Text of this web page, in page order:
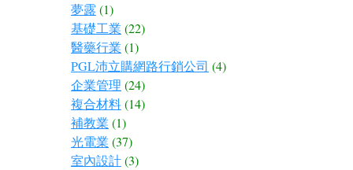
夢露 (1)
基礎工業 (22)
醫藥行業 (1)
PGL沛立購網路行銷公司 (4)
企業管理 (24)
複合材料(14)
補教業 (1)
光電業 (37)
室內設計(3)